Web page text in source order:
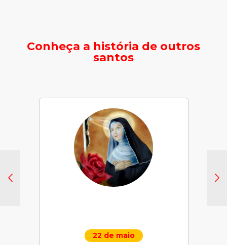
Conheça a história de outros
santos
22 de maio